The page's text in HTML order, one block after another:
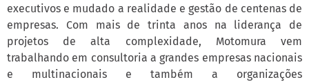
executivos e mudado a realidade e gestão de centenas de
empresas. Com mais de trinta anos na liderança de
projetos de alta complexidade, Motomura vem
trabalhando em consultoria a grandes empresas nacionais
e multinacionais e também a organizações